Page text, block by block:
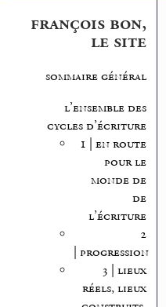
françois bon,
le site
sommaire général
l’ensemble des
cycles d’écriture
1 | en route
pour le
monde de
de
l’écriture
2
| progression
3 | lieux
réels, lieux